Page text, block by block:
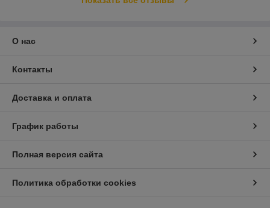
О нас
Контакты
Доставка и оплата
График работы
Полная версия сайта
Политика обработки cookies